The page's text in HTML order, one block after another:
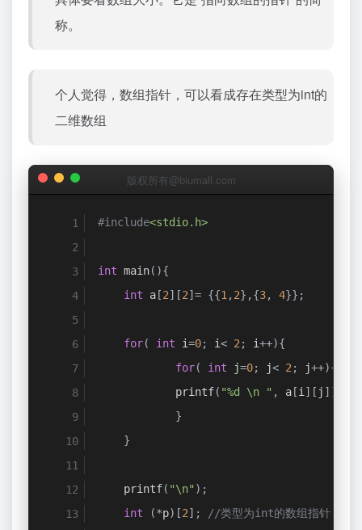
称。
个人觉得，数组指针，可以看成存在类型为int的
二维数组
版权所有@biumall.com
#include<stdio.h>
int main(){
int a [2][2]= {{1 ,2},{3, 4}};
for( int i=0; i< 2 ; i++){
for( int j=0; j< 2 ; j++){
            printf
( "%d \n " , a [i ][ j ]);
}
}
    printf
( "\n" );
int
(*p)[2];
//类型为int的数组指针